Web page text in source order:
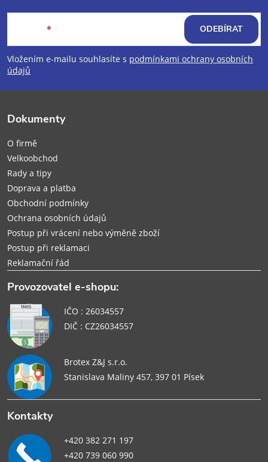
p
a
Vložením e-mailu souhlasíte s podmínkami ochrany osobních
údajů
ODEBÍRAT
Dokumenty
O firmě
Velkoobchod
Rady a tipy
Doprava a platba
Obchodní podmínky
Ochrana osobních údajů
Postup při vrácení nebo výměně zboží
Postup při reklamaci
Reklamační řád
Provozovatel e-shopu:
IČO : 26034557
DIČ : CZ26034557
Brotex Z&J s.r.o.
Stanislava Maliny 457, 397 01 Písek
Kontakty
+420 382 271 197
+420 739 060 990